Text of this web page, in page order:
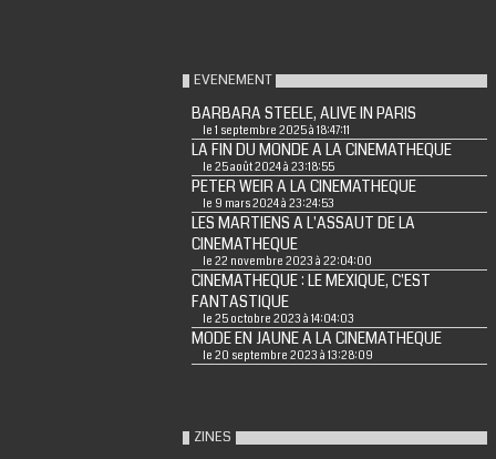
EVENEMENT
BARBARA STEELE, ALIVE IN PARIS
le 1 septembre 2025 à 18:47:11
LA FIN DU MONDE A LA CINEMATHEQUE
le 25 août 2024 à 23:18:55
PETER WEIR A LA CINEMATHEQUE
le 9 mars 2024 à 23:24:53
LES MARTIENS A L'ASSAUT DE LA
CINEMATHEQUE
le 22 novembre 2023 à 22:04:00
CINEMATHEQUE : LE MEXIQUE, C'EST
FANTASTIQUE
le 25 octobre 2023 à 14:04:03
MODE EN JAUNE A LA CINEMATHEQUE
le 20 septembre 2023 à 13:28:09
ZINES